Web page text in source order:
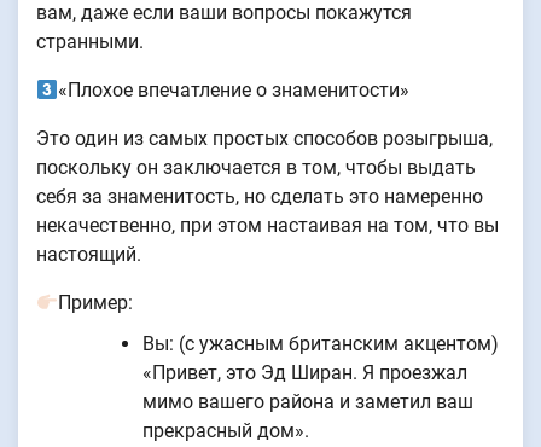
вам, даже если ваши вопросы покажутся
странными.
«Плохое впечатление о знаменитости»
Это один из самых простых способов розыгрыша,
поскольку он заключается в том, чтобы выдать
себя за знаменитость, но сделать это намеренно
некачественно, при этом настаивая на том, что вы
настоящий.
Пример:
Вы: (с ужасным британским акцентом)
«Привет, это Эд Ширан. Я проезжал
мимо вашего района и заметил ваш
прекрасный дом».